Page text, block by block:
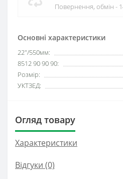
Основні характеристики
22"/550мм:
8512 90 90 90:
Розмір:
УКТЗЕД:
Повернення, обмін -
Огляд товару
Характеристики
Відгуки (0)